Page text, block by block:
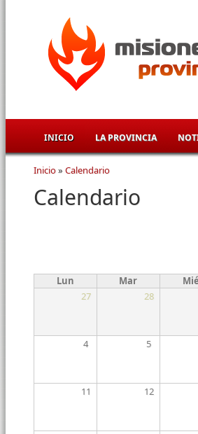
INICIO LA PROVINCIA
Se encuentra usted aquí
Inicio» Calendario
Calendario
Lun Mar Mié
27
28
4 5
11 12